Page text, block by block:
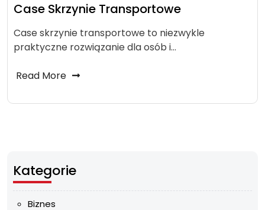
Case Skrzynie Transportowe
Case skrzynie transportowe to niezwykle
praktyczne rozwiązanie dla osób i…
Read More
Kategorie
Biznes